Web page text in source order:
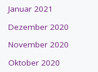
Januar 2021
Dezember 2020
November 2020
Oktober 2020